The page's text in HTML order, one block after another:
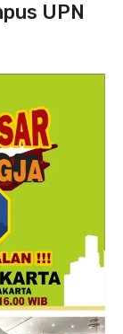
UPN